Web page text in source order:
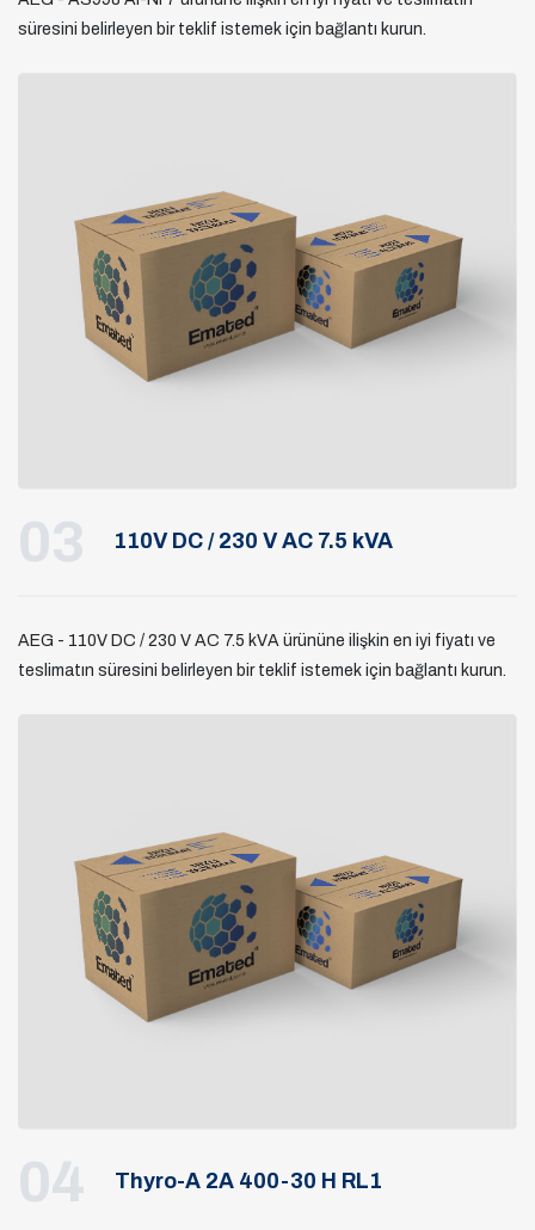
süresini belirleyen bir teklif istemek için bağlantı kurun.
03 110V DC / 230 V AC 7.5 kVA
AEG - 110V DC / 230 V AC 7.5 kVA ürününe ilişkin en iyi fiyatı ve
teslimatın süresini belirleyen bir teklif istemek için bağlantı kurun.
04 Thyro-A 2A 400-30 H RL1